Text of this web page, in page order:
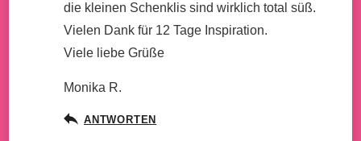
die kleinen Schenklis sind wirklich total süß.
Vielen Dank für 12 Tage Inspiration.
Viele liebe Grüße
Monika R.
ANTWORTEN